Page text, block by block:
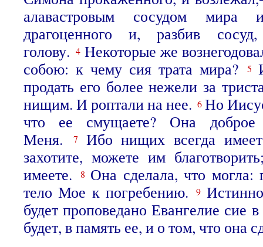
алавастровым сосудом мира
драгоценного и, разбив
голову.4 Некоторые же
собою: к чему сия трата мира?
5
продать его более нежели за
нищим. И роптали на нее. 6 Но
что ее смущаете? Она доброе
Меня.
7 Ибо нищих всегда
захотите, можете им
имеете.
8 Она сделала, что могла:
тело Мое к погребению.9
будет проповедано Евангелие сие
будет, в память ее, и о том, что она